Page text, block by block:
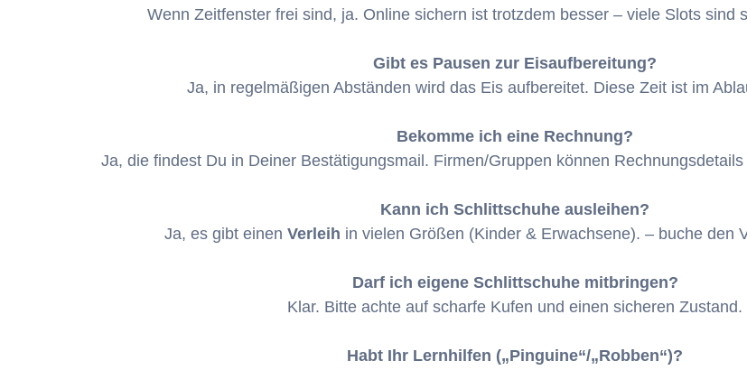
Wenn Zeitfenster frei sind, ja. Online sichern ist trotzdem besser – viele Slots sind
Gibt es Pausen zur Eisaufbereitung?
Ja, in regelmäßigen Abständen wird das Eis aufbereitet. Diese Zeit ist im
Bekomme ich eine Rechnung?
Ja, die findest Du in Deiner Bestätigungsmail. Firmen/Gruppen können
Kann ich Schlittschuhe ausleihen?
Ja, es gibt einen Verleih in vielen Größen (Kinder & Erwachsene). – buche den
Darf ich eigene Schlittschuhe mitbringen?
Klar. Bitte achte auf scharfe Kufen und einen sicheren Zustand.
Habt Ihr Lernhilfen („Pinguine“/„Robben“)?